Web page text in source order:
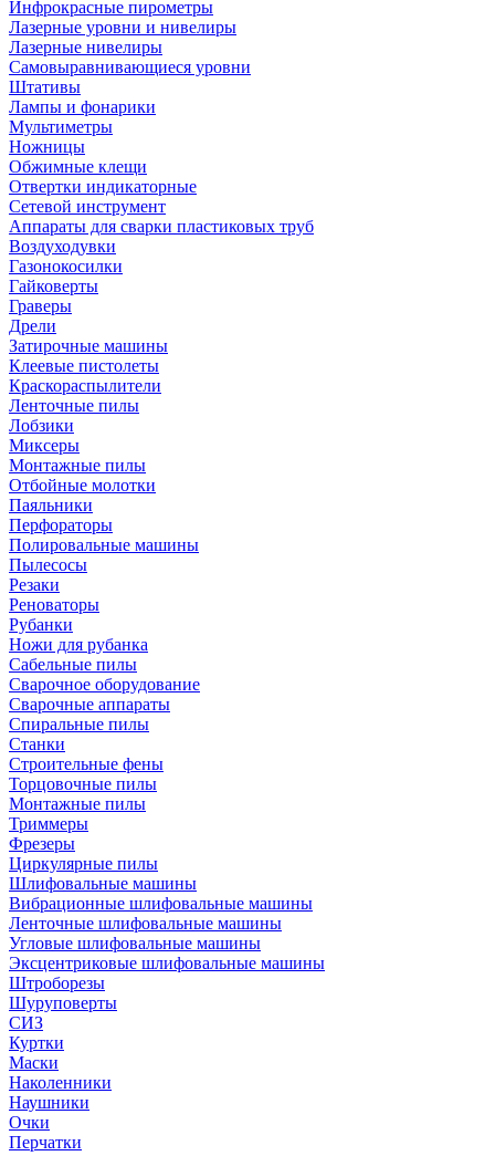
Инфрокрасные пирометры
Лазерные уровни и нивелиры
Лазерные нивелиры
Самовыравнивающиеся уровни
Штативы
Лампы и фонарики
Мультиметры
Ножницы
Обжимные клещи
Отвертки индикаторные
Сетевой инструмент
Аппараты для сварки пластиковых труб
Воздуходувки
Газонокосилки
Гайковерты
Граверы
Дрели
Затирочные машины
Клеевые пистолеты
Краскораспылители
Ленточные пилы
Лобзики
Миксеры
Монтажные пилы
Отбойные молотки
Паяльники
Перфораторы
Полировальные машины
Пылесосы
Резаки
Реноваторы
Рубанки
Ножи для рубанка
Сабельные пилы
Сварочное оборудование
Сварочные аппараты
Спиральные пилы
Станки
Строительные фены
Торцовочные пилы
Монтажные пилы
Триммеры
Фрезеры
Циркулярные пилы
Шлифовальные машины
Вибрационные шлифовальные машины
Ленточные шлифовальные машины
Угловые шлифовальные машины
Эксцентриковые шлифовальные машины
Штроборезы
Шуруповерты
СИЗ
Куртки
Маски
Наколенники
Наушники
Очки
Перчатки